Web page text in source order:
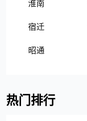
淮南
宿迁
昭通
热门排行